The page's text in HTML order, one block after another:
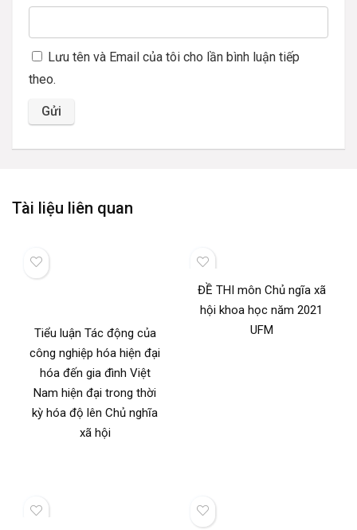
Lưu tên và Email của tôi cho lần bình luận tiếp
theo.
Tài liệu liên quan
Tiểu luận Tác động của
công nghiệp hóa hiện đại
hóa đến gia đình Việt
Nam hiện đại trong thời
kỳ hóa độ lên Chủ nghĩa
xã hội
ĐỀ THI môn Chủ ngĩa xã
hội khoa học năm 2021
UFM